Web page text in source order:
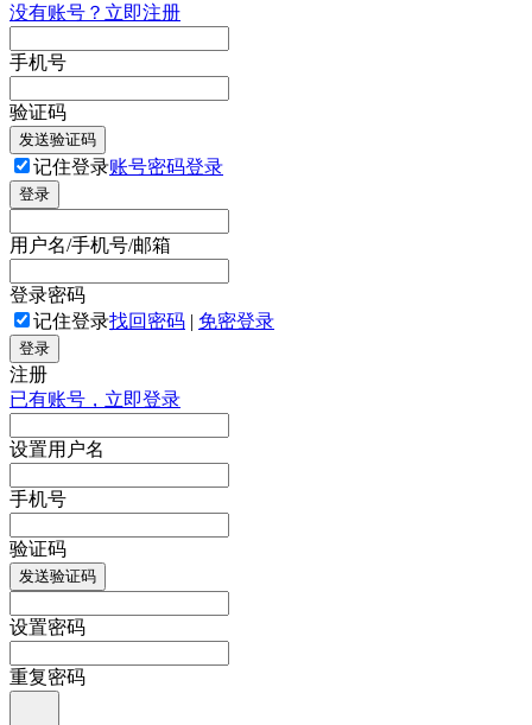
没有账号？立即注册
手机号
验证码
发送验证码
记住登录账号密码登录
登录
用户名/手机号/邮箱
登录密码
记住登录找回密码 | 免密登录
登录
注册
已有账号，立即登录
设置用户名
手机号
验证码
发送验证码
设置密码
重复密码